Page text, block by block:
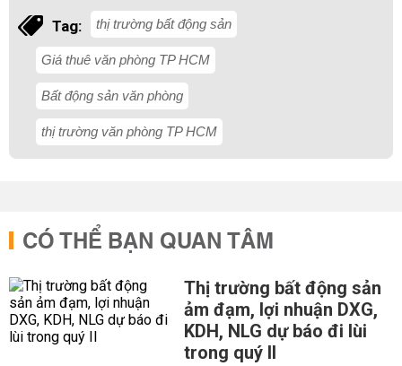
Tag: thị trường bất động sản
Giá thuê văn phòng TP HCM
Bất động sản văn phòng
thị trường văn phòng TP HCM
CÓ THỂ BẠN QUAN TÂM
Thị trường bất động sản
ảm đạm, lợi nhuận DXG,
KDH, NLG dự báo đi lùi
trong quý II